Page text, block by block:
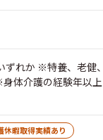
れか ※特養、老健、
体介護の経験年以上
休暇取得実績あり